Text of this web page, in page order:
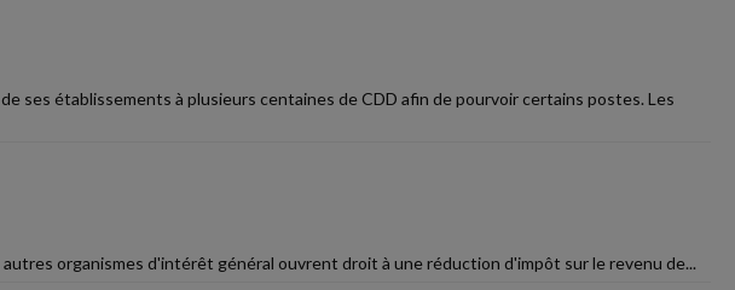
ses établissements à plusieurs centaines de CDD afin de pourvoir certains postes. Les
organismes d'intérêt général ouvrent droit à une réduction d'impôt sur le revenu de...